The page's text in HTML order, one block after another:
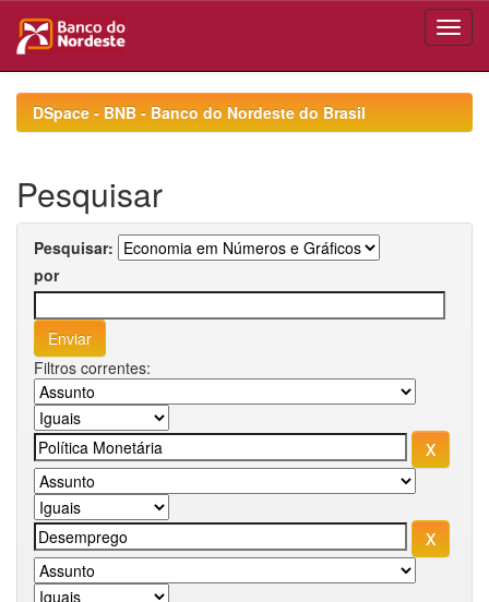
navigationDSpace - BNB - Banco do Nordeste do Brasil
Pesquisar
Pesquisar:
por
Filtros correntes: